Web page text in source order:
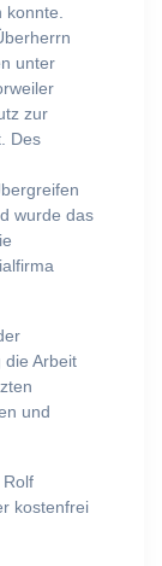
unter
zur
Des
wurde das
die Arbeit
und
kostenfrei